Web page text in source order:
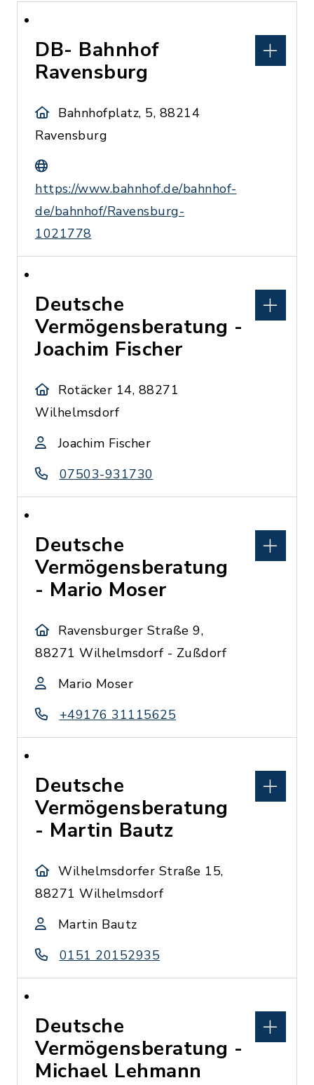
DB- Bahnhof
Ravensburg
Bahnhofplatz, 5, 88214
Ravensburg
https://www.bahnhof.de/bahnhof-
de/bahnhof/Ravensburg-
1021778
Deutsche
Vermögensberatung -
Joachim Fischer
Rotäcker 14, 88271
Wilhelmsdorf
Joachim Fischer
07503-931730
Deutsche
Vermögensberatung
- Mario Moser
Ravensburger Straße 9,
88271 Wilhelmsdorf - Zußdorf
Mario Moser
+49176 31115625
Deutsche
Vermögensberatung
- Martin Bautz
Wilhelmsdorfer Straße 15,
88271 Wilhelmsdorf
Martin Bautz
0151 20152935
Deutsche
Vermögensberatung -
Michael Lehmann